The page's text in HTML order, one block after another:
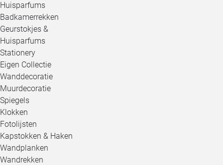
Huisparfums
Badkamerrekken
Geurstokjes &
Huisparfums
Stationery
Eigen Collectie
Wanddecoratie
Muurdecoratie
Spiegels
Klokken
Fotolijsten
Kapstokken & Haken
Wandplanken
Wandrekken